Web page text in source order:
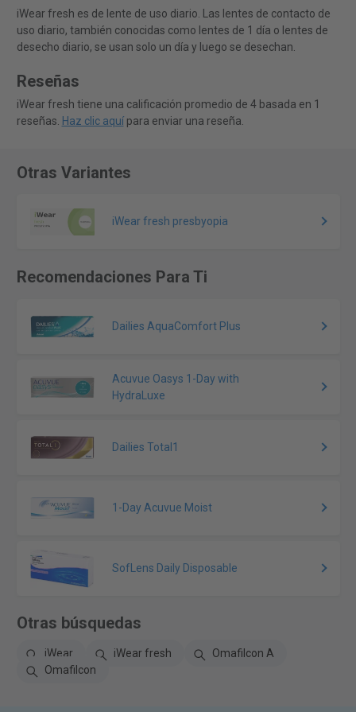
iWear fresh es de lente de uso diario. Las lentes de contacto de
uso diario, también conocidas como lentes de 1 día o lentes de
desecho diario, se usan solo un día y luego se desechan.
Reseñas
iWear fresh tiene una calificación promedio de 4 basada en 1
reseñas. Haz clic aquípara enviar una reseña.
Otras Variantes
iWear fresh presbyopia
Recomendaciones Para Ti
Dailies AquaComfort Plus
Acuvue Oasys 1-Day with
HydraLuxe
Dailies Total1
1-Day Acuvue Moist
SofLens Daily Disposable
Otras búsquedas
iWear iWear fresh
Omafilcon A
Omafilcon